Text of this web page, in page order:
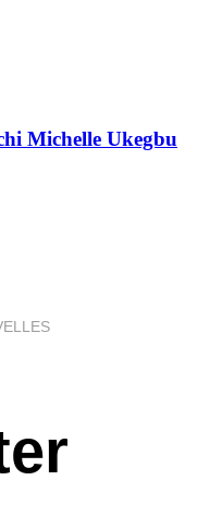
Michelle Ukegbu